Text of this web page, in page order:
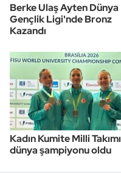
Berke Ulaş Ayten Dünya
Gençlik Ligi'nde Bronz
Kazandı
Kadın Kumite Milli Takımı
dünya şampiyonu oldu